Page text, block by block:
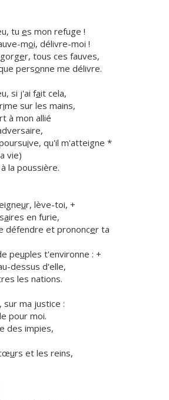
tu es mon refuge !
moi, délivre-moi !
er, tous ces fauves,
personne me délivre.
si j'ai fait cela,
ime sur les mains,
rt à mon allié
ive, qu'il m'atteigne *
vie)
la poussière.
ur, lève-toi, +
aires en furie,
défendre et prononcer ta
peuples t'environne : +
dessus d'elle,
les nations.
sur ma justice :
pour moi.
des impies,
urs et les reins,